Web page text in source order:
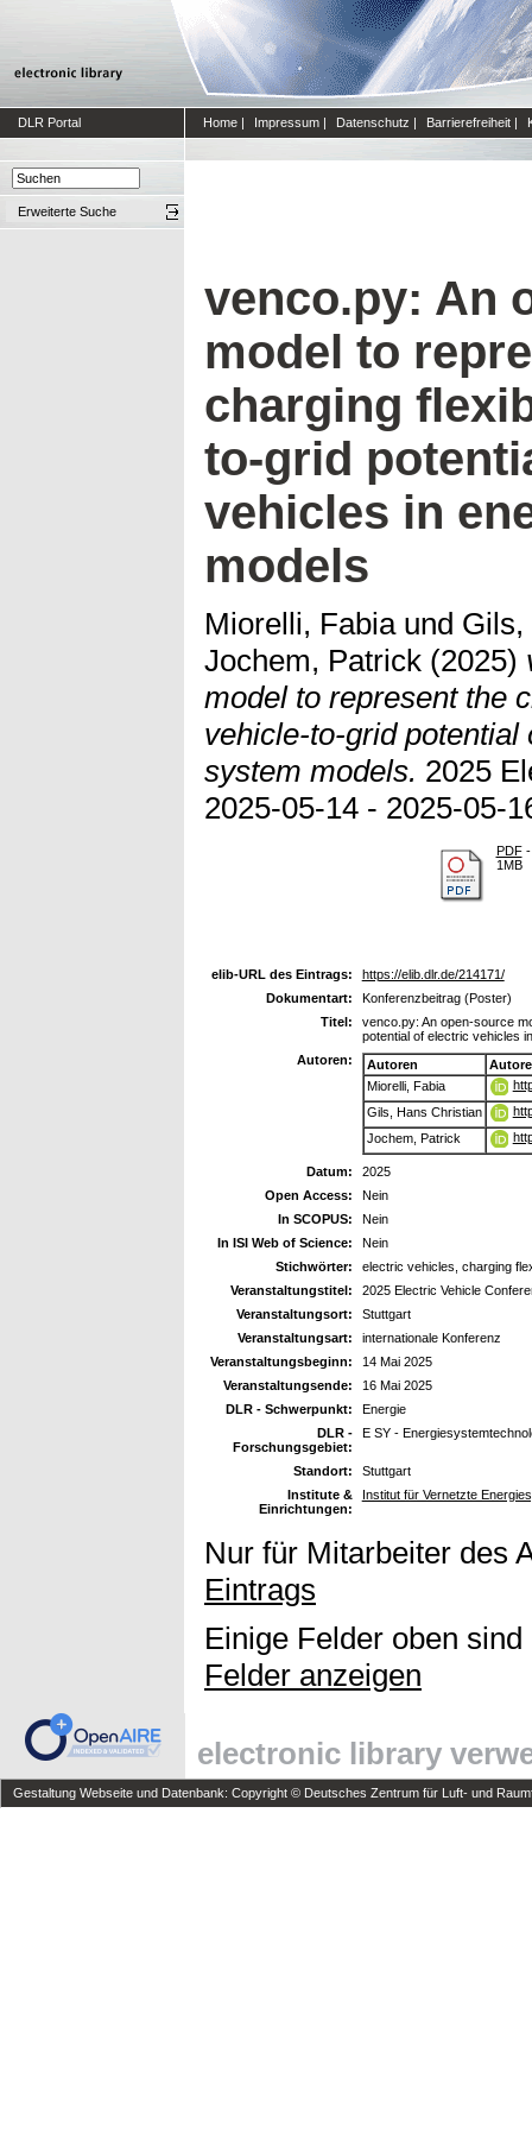
DLR Portal Home | Impressum | Datenschutz | Barrierefreiheit |
Erweiterte Suche
venco.py: An
model to
charging
to-grid
vehicles in
models
Miorelli, Fabiaund Gils,
Jochem, Patrick (2025)
model to represent the
vehicle-to-grid
system models. 2025
2025-05-14 - 2025-05-
PDF-
1MB
elib-URL des Eintrags:
https://elib.dlr.de/214171/
Dokumentart:
Konferenzbeitrag (Poster)
Titel:
venco.py: An open-source
potential of electric vehicles
Autoren:
Autoren
Miorelli, Fabia
Gils, Hans Christian
Jochem, Patrick
Datum:
2025
Open Access:
Nein
In SCOPUS:
Nein
In ISI Web of Science:
Nein
Stichwörter:
electric vehicles, charging
Veranstaltungstitel:
2025 Electric Vehicle
Veranstaltungsort:
Stuttgart
Veranstaltungsart:
internationale Konferenz
Veranstaltungsbeginn:
14 Mai 2025
Veranstaltungsende:
16 Mai 2025
DLR - Schwerpunkt:
Energie
DLR -
Forschungsgebiet:
E SY -
Standort:
Stuttgart
Institute &
Einrichtungen:
Institut für Vernetzte
Nur für Mitarbeiter des
Eintrags
Einige Felder oben
Felder anzeigen
electronic library
Gestaltung Webseite und Datenbank: Copyright © Deutsches Zentrum für Luft- und